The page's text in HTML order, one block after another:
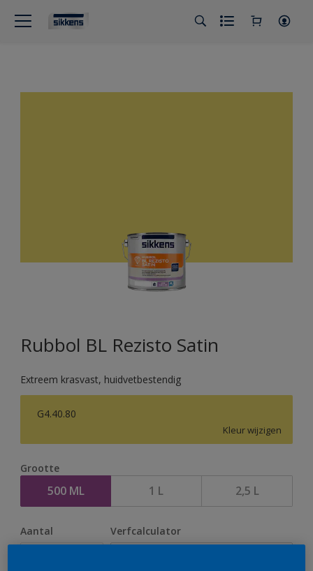
Rubbol BL Rezisto Satin
Extreem krasvast, huidvetbestendig
G4.40.80
Kleur wijzigen
Grootte
500 ML 1 L 2,5 L
Aantal Verfcalculator